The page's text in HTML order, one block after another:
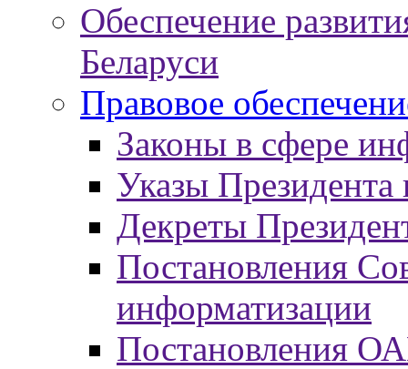
Обеспечение
Беларуси
Правовое
Законы в сфере
Указы
Декреты
Постановления
информатизации
Постановления